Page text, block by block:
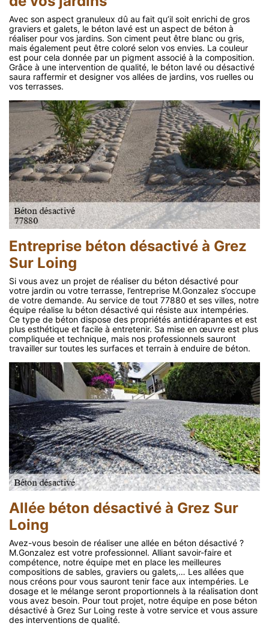
Avec son aspect granuleux dû au fait qu’il soit enrichi de gros
graviers et galets, le béton lavé est un aspect de béton à
réaliser pour vos jardins. Son ciment peut être blanc ou gris,
mais également peut être coloré selon vos envies. La couleur
est pour cela donnée par un pigment associé à la composition.
Grâce à une intervention de qualité, le béton lavé ou désactivé
saura raffermir et designer vos allées de jardins, vos ruelles ou
vos terrasses.
Entreprise béton désactivé à Grez
Sur Loing
Si vous avez un projet de réaliser du béton désactivé pour
votre jardin ou votre terrasse, l’entreprise M.Gonzalez s’occupe
de votre demande. Au service de tout 77880 et ses villes, notre
équipe réalise lu béton désactivé qui résiste aux intempéries.
Ce type de béton dispose des propriétés antidérapantes et est
plus esthétique et facile à entretenir. Sa mise en œuvre est plus
compliquée et technique, mais nos professionnels sauront
travailler sur toutes les surfaces et terrain à enduire de béton.
Allée béton désactivé à Grez Sur
Loing
Avez-vous besoin de réaliser une allée en béton désactivé ?
M.Gonzalez est votre professionnel. Alliant savoir-faire et
compétence, notre équipe met en place les meilleures
compositions de sables, graviers ou galets,… Les allées que
nous créons pour vous sauront tenir face aux intempéries. Le
dosage et le mélange seront proportionnels à la réalisation dont
vous avez besoin. Pour tout projet, notre équipe en pose béton
désactivé à Grez Sur Loing reste à votre service et vous assure
des interventions de qualité.